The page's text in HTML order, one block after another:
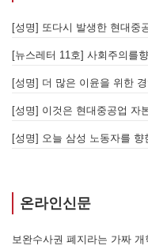
[뉴스레터 11호] 사회주의를
[성명] 더 많은 이윤을 위한
[성명] 이것은 현대중공업 자
[성명] 오늘 삼성 노동자를
온라인신문
보완수사권 폐지라는 가짜 개